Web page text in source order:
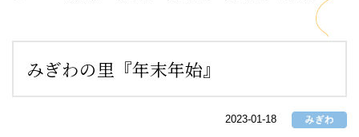
みぎわの里『年末年始』
2023-01-18